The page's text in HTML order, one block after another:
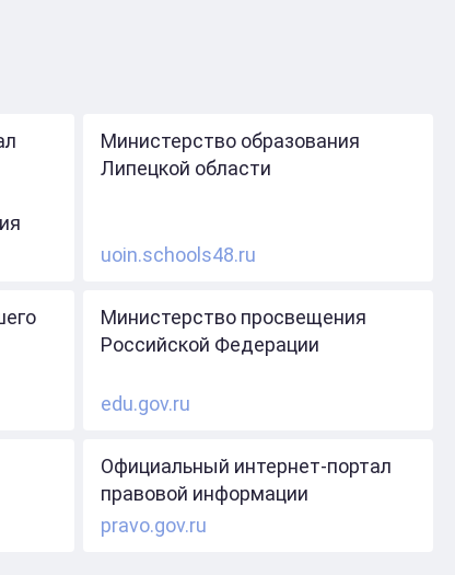
Министерство образования
Липецкой области
uoin.schools48.ru
Министерство просвещения
Российской Федерации
edu.gov.ru
Официальный интернет-портал
правовой информации
pravo.gov.ru